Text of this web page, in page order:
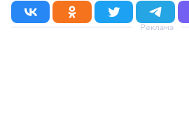
Реклама